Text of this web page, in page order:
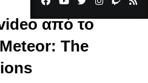
από το
The